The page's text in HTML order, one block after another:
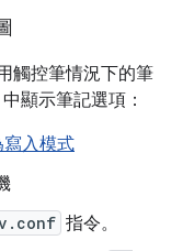
觸控筆情況下的筆
顯示筆記選項：
入模式
指令。